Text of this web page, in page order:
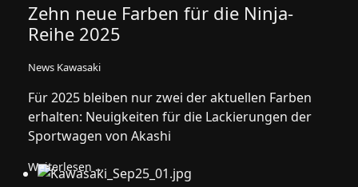
Zehn neue Farben für die Ninja-
Reihe 2025
News Kawasaki
Für 2025 bleiben nur zwei der aktuellen Farben
erhalten: Neuigkeiten für die Lackierungen der
Sportwagen von Akashi
Weiterlesen …